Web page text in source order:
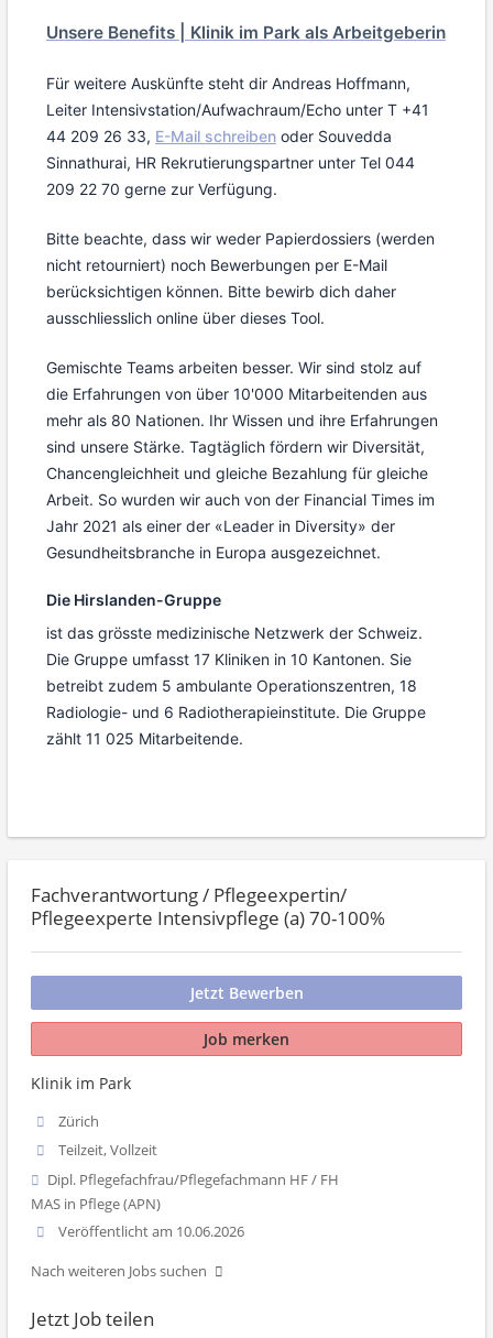
Unsere Benefits | Klinik im Park als Arbeitgeberin
Für weitere Auskünfte steht dir Andreas Hoffmann,
Leiter Intensivstation/Aufwachraum/Echo unter T +41
44 209 26 33, E-Mail schreiben oder Souvedda
Sinnathurai, HR Rekrutierungspartner unter Tel 044
209 22 70 gerne zur Verfügung.
Bitte beachte, dass wir weder Papierdossiers (werden
nicht retourniert) noch Bewerbungen per E-Mail
berücksichtigen können. Bitte bewirb dich daher
ausschliesslich online über dieses Tool.
Gemischte Teams arbeiten besser. Wir sind stolz auf
die Erfahrungen von über 10'000 Mitarbeitenden aus
mehr als 80 Nationen. Ihr Wissen und ihre Erfahrungen
sind unsere Stärke. Tagtäglich fördern wir Diversität,
Chancengleichheit und gleiche Bezahlung für gleiche
Arbeit. So wurden wir auch von der Financial Times im
Jahr 2021 als einer der «Leader in Diversity» der
Gesundheitsbranche in Europa ausgezeichnet.
Die Hirslanden-Gruppe
ist das grösste medizinische Netzwerk der Schweiz.
Die Gruppe umfasst 17 Kliniken in 10 Kantonen. Sie
betreibt zudem 5 ambulante Operationszentren, 18
Radiologie- und 6 Radiotherapieinstitute. Die Gruppe
zählt 11 025 Mitarbeitende.
Fachverantwortung / Pflegeexpertin/
Pflegeexperte Intensivpflege (a) 70-100%
Jetzt Bewerben
Job merken
Klinik im Park
Zürich
Teilzeit, Vollzeit
Dipl. Pflegefachfrau/Pflegefachmann HF / FH
MAS in Pflege (APN)
Veröffentlicht am 10.06.2026
Nach weiteren Jobs suchen
Jetzt Job teilen